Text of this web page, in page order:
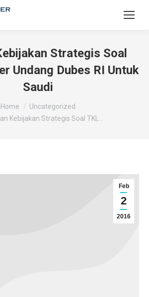
Strategis Soal
Undang Dubes RI Untuk
Saudi
Home
Uncategorized
Kebijakan Strategis Soal TKI,…
Feb
2
2016